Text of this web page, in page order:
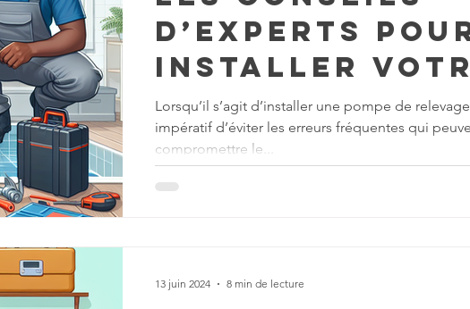
d’experts
installer
pompe de
relevage sans
faux pas
Lorsqu’il s’agit d’installer une pompe de
impératif d’éviter les erreurs fréquentes qui
compromettre le...
13 juin 2024 8 min de lecture